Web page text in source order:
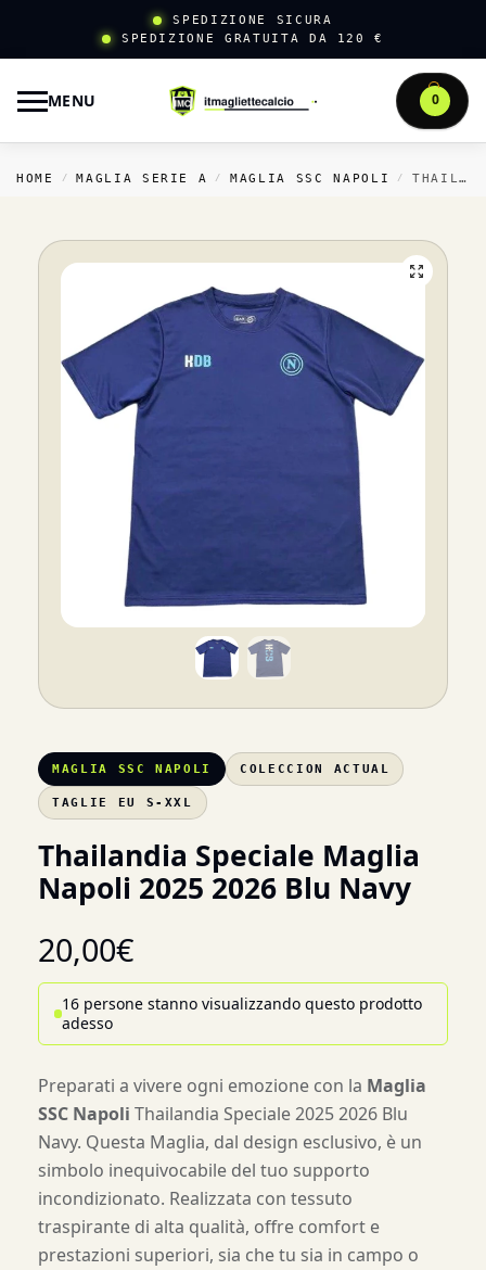
SPEDIZIONE SICURA
SPEDIZIONE GRATUITA DA 120 €
MENU 0
HOME / MAGLIA SERIE A / MAGLIA SSC NAPOLI / THAILANDIA SPECIALE MAGLIA NAPOLI 2025 2026 BLU NAVY
MAGLIA SSC NAPOLI COLECCION ACTUAL
TAGLIE EU S-XXL
Thailandia Speciale Maglia
Napoli 2025 2026 Blu Navy
20,00€
16 persone stanno visualizzando questo prodotto
adesso
Preparati a vivere ogni emozione con la Maglia
SSC Napoli Thailandia Speciale 2025 2026 Blu
Navy. Questa Maglia, dal design esclusivo, è un
simbolo inequivocabile del tuo supporto
incondizionato. Realizzata con tessuto
traspirante di alta qualità, offre comfort e
prestazioni superiori, sia che tu sia in campo o